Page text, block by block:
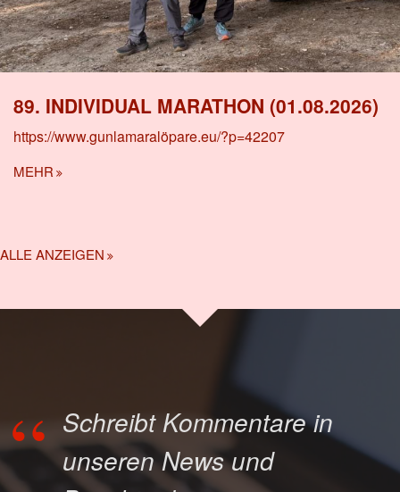
89. INDIVIDUAL MARATHON (01.08.2026)
https://www.gunlamaralöpare.eu/?p=42207
MEHR
ALLE ANZEIGEN
Schreibt Kommentare in
unseren News und